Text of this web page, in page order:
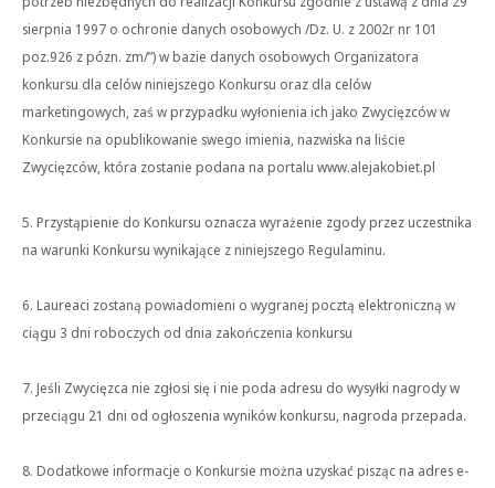
sierpnia 1997 o ochronie danych osobowych /Dz. U. z 2002r nr 101
poz.926 z pózn. zm/”) w bazie danych osobowych Organizatora
konkursu dla celów niniejszego Konkursu oraz dla celów
marketingowych, zaś w przypadku wyłonienia ich jako Zwycięzców w
Konkursie na opublikowanie swego imienia, nazwiska na liście
Zwycięzców, która zostanie podana na portalu www.alejakobiet.pl
5. Przystąpienie do Konkursu oznacza wyrażenie zgody przez uczestnika
na warunki Konkursu wynikające z niniejszego Regulaminu.
6. Laureaci zostaną powiadomieni o wygranej pocztą elektroniczną w
ciągu 3 dni roboczych od dnia zakończenia konkursu
7. Jeśli Zwycięzca nie zgłosi się i nie poda adresu do wysyłki nagrody w
przeciągu 21 dni od ogłoszenia wyników konkursu, nagroda przepada.
8. Dodatkowe informacje o Konkursie można uzyskać pisząc na adres e-